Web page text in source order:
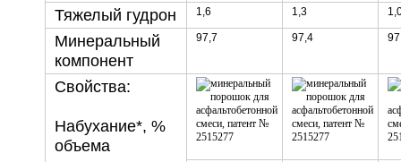
Тяжелый гудрон 1,6 1,3
Минеральный
компонент
97,7 97,4
Свойства:
Набухание*, %
объема